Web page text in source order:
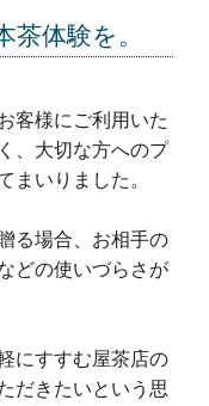
茶体験を。
客様にご利用いた
、大切な方へのプ
まいりました。
る場合、お相手の
どの使いづらさが
にすすむ屋茶店の
だきたいという思